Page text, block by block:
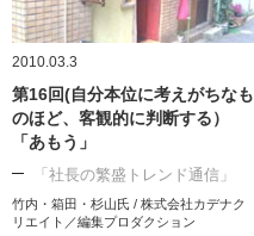
2010.03.3
第16回(自分本位に考えがちなも
のほど、客観的に判断する）
「あもう」
「社長の繁盛トレンド通信」
竹内・箱田・杉山氏 / 株式会社カデナク
リエイト／編集プロダクション